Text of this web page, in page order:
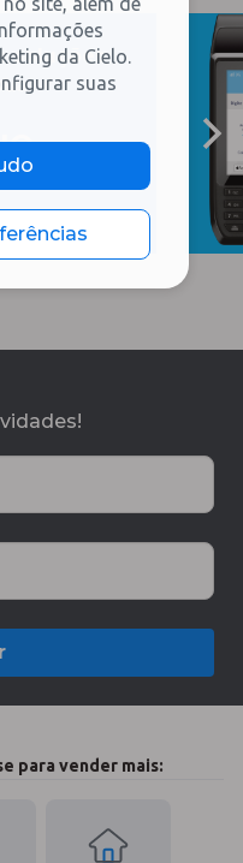
soluções
para vender mais:
da Cielo.
suas